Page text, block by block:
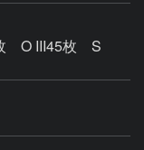
O III45枚 S